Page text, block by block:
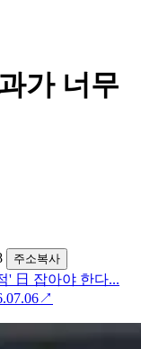
가 너무
주소복사
' 日 잡아야 한다...
↗